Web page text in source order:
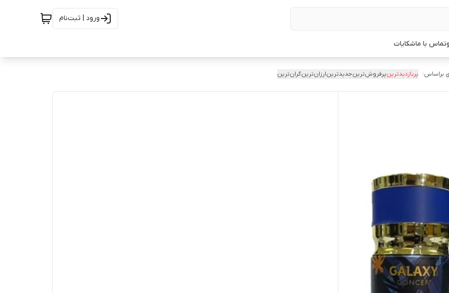
ورود | ثبت‌نام
تماس با ماشکایات
براساس: پربازدیدترینپرفروش‌ترینجدیدترینارزان‌ترینگران‌ترین